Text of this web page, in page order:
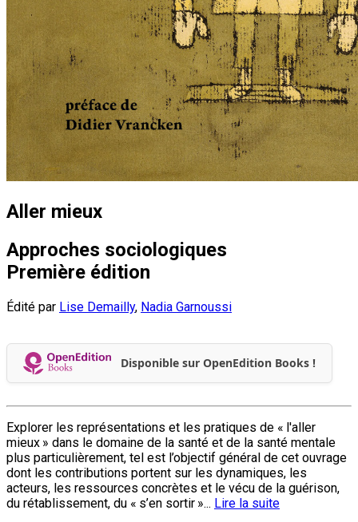
Aller mieux
Approches sociologiques
Première édition
Édité par Lise Demailly, Nadia Garnoussi
Disponible sur OpenEdition Books !
Explorer les représentations et les pratiques de « l'aller
mieux » dans le domaine de la santé et de la santé mentale
plus particulièrement, tel est l’objectif général de cet ouvrage
dont les contributions portent sur les dynamiques, les
acteurs, les ressources concrètes et le vécu de la guérison,
du rétablissement, du « s’en sortir »... Lire la suite